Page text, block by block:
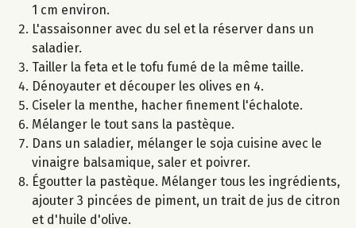
1 cm environ.
L'assaisonner avec du sel et la réserver dans un
saladier.
Tailler la feta et le tofu fumé de la même taille.
Dénoyauter et découper les olives en 4.
Ciseler la menthe, hacher finement l'échalote.
Mélanger le tout sans la pastèque.
Dans un saladier, mélanger le soja cuisine avec le
vinaigre balsamique, saler et poivrer.
Égoutter la pastèque. Mélanger tous les ingrédients,
ajouter 3 pincées de piment, un trait de jus de citron
et d'huile d'olive.